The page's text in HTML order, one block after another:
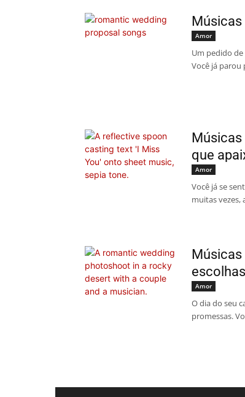
Músicas
Amor
Um pedido
Você já parou
que
Amor
Você já se
muitas vezes,
Músicas
escolhas
Amor
O dia do seu
promessas.